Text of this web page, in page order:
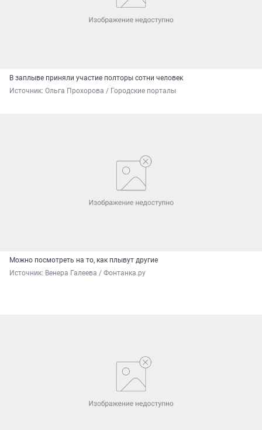
В заплыве приняли участие полторы сотни человек
Источник: Ольга Прохорова / Городские порталы
Можно посмотреть на то, как плывут другие
Источник: Венера Галеева / Фонтанка.ру